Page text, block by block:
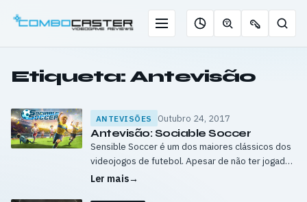
para
Menu
Roleta
de
Descobrir
jogos
IA
Ofertas
de
Etiqueta:Antevisão
ANTEVISÕES Outubro 24, 2017
Antevisão: Sociable Soccer
Sensible Soccer é um dos maiores clássicos dos
videojogos de futebol. Apesar de não ter jogado
os originais na Amiga a sua popularidade é
Ler mais→